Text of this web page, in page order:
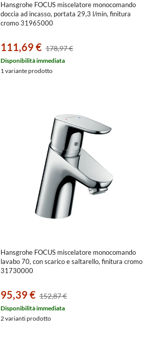
Hansgrohe FOCUS miscelatore monocomando
doccia ad incasso, portata 29,3 l/min, finitura
cromo 31965000
111,69 € 178,97 €
Disponibilità immediata
1 variante prodotto
Hansgrohe FOCUS miscelatore monocomando
lavabo 70, con scarico e saltarello, finitura cromo
31730000
95,39 € 152,87 €
Disponibilità immediata
2 varianti prodotto